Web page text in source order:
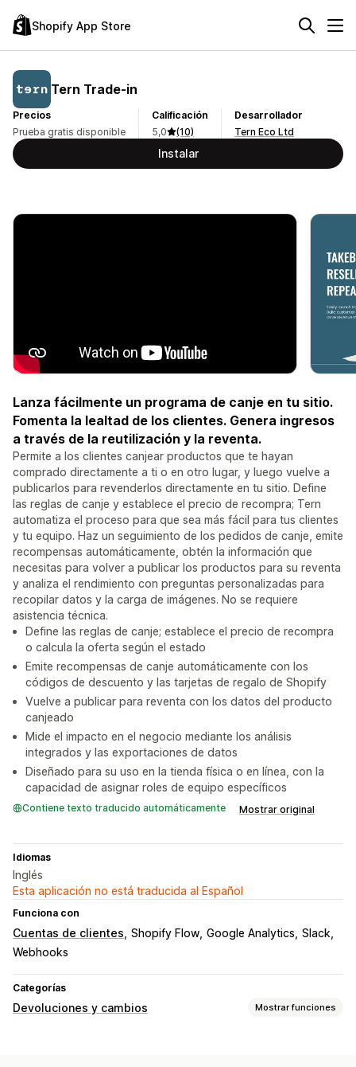
Shopify App Store
Tern Trade‑in
Precios
Prueba gratis disponible
Calificación
5,0
(10)
Desarrollador
Tern Eco Ltd
Instalar
Lanza fácilmente un programa de canje en tu sitio.
Fomenta la lealtad de los clientes. Genera ingresos
a través de la reutilización y la reventa.
Permite a los clientes canjear productos que te hayan
comprado directamente a ti o en otro lugar, y luego vuelve a
publicarlos para revenderlos directamente en tu sitio. Define
las reglas de canje y establece el precio de recompra; Tern
automatiza el proceso para que sea más fácil para tus clientes
y tu equipo. Haz un seguimiento de los pedidos de canje, emite
recompensas automáticamente, obtén la información que
necesitas para volver a publicar los productos para su reventa
y analiza el rendimiento con preguntas personalizadas para
recopilar datos y la carga de imágenes. No se requiere
asistencia técnica.
Define las reglas de canje; establece el precio de recompra
o calcula la oferta según el estado
Emite recompensas de canje automáticamente con los
códigos de descuento y las tarjetas de regalo de Shopify
Vuelve a publicar para reventa con los datos del producto
canjeado
Mide el impacto en el negocio mediante los análisis
integrados y las exportaciones de datos
Diseñado para su uso en la tienda física o en línea, con la
capacidad de asignar roles de equipo específicos
Contiene texto traducido automáticamente Mostrar original
Idiomas
Inglés
Esta aplicación no está traducida al Español
Funciona con
Cuentas de clientes Shopify Flow Google Analytics Slack
Webhooks
Categorías
Devoluciones y cambios Mostrar funciones